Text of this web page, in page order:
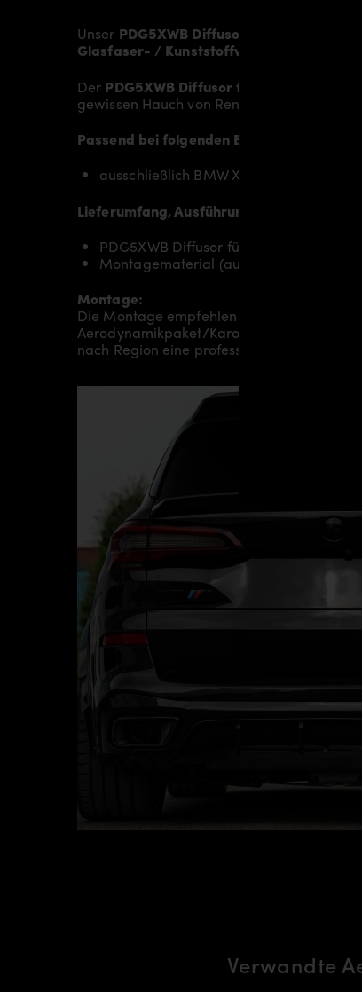
Unser PDG5XWB Diffusor
Glasfaser- / Kunststoffverbund
Der PDG5XWB Diffusor für BMW X5 G05
gewissen Hauch von Rennsport-Flair.
Passend bei folgenden BMW X5 G05
ausschließlich BMW X5 G05 mit M-Paket
Lieferumfang, Ausführung:
PDG5XWB Diffusor für BMW X5 G05
Montagematerial (auf spezielle Anfrage)
Montage:
Die Montage empfehlen wir grundsätzlich
Aerodynamikpaket/Karosseriepaket/
nach Region eine professionelle Montage
Verwandte